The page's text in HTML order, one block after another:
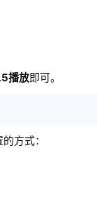
播放即可。
方式：